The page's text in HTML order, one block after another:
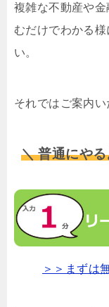
複雑な不動産や
むだけでわかる
い。
それではご案内い
＼ 普通にや
＞＞まずは